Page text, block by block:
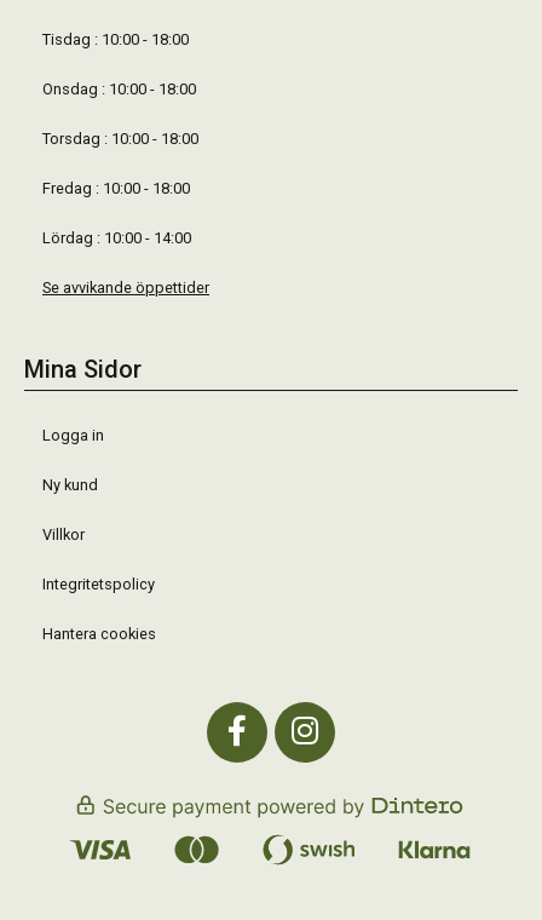
Tisdag : 10:00 - 18:00
Onsdag : 10:00 - 18:00
Torsdag : 10:00 - 18:00
Fredag : 10:00 - 18:00
Lördag : 10:00 - 14:00
Se avvikande öppettider
Mina Sidor
Logga in
Ny kund
Villkor
Integritetspolicy
Hantera cookies